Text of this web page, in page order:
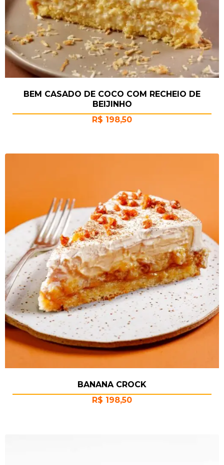
BEM CASADO DE COCO COM RECHEIO DE
BEIJINHO
R$ 198,50
BANANA CROCK
R$ 198,50